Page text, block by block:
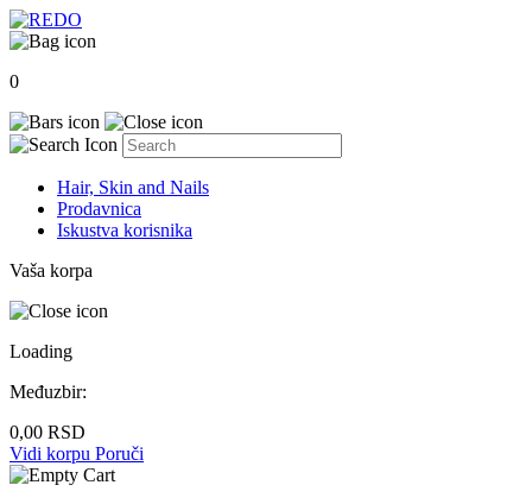
0
Hair, Skin and Nails
Prodavnica
Iskustva korisnika
Vaša korpa
Loading
Međuzbir:
0,00 RSD
Vidi korpu Poruči